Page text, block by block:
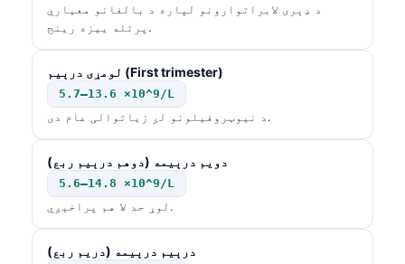
د ډېری لابراتوارونو لپاره د بالغانو معیاري
پرتله ییزه رینج.
لومړی درېیم (First trimester)
5.7–13.6 ×10^9/L
د نیوټروفیلونو لږ زیاتوالی عام دی.
دویم درېیمه (دوهم درېیم ربع)
5.6–14.8 ×10^9/L
لوړ حد لا هم پراخېږي.
درېیم درېیمه (دریم ربع)